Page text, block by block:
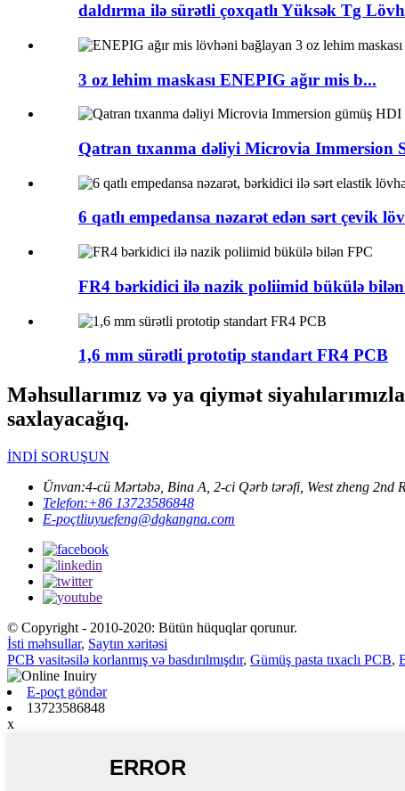
daldırma ilə sürətli çoxqatlı Yüksək Tg
3 oz lehim maskası ENEPIG ağır mis b...
Qatran tıxanma dəliyi Microvia Immersion
6 qatlı empedansa nəzarət edən sərt çevik
FR4 bərkidici ilə nazik poliimid bükülə
1,6 mm sürətli prototip standart FR4 PCB
Məhsullarımız və ya qiymət
saxlayacağıq.
İNDİ SORUŞUN
Ünvan:4-cü Mərtəbə, Bina A, 2-ci Qərb tərəfi, West zheng
Telefon:+86 13723586848
E-poçtliuyuefeng@dgkangna.com
© Copyright - 2010-2020: Bütün hüquqlar qorunur.
İsti məhsullar, Saytın xəritəsi
PCB vasitəsilə korlanmış və basdırılmışdır, Gümüş pasta tıxaclı PCB,
E-poçt göndər
13723586848
x